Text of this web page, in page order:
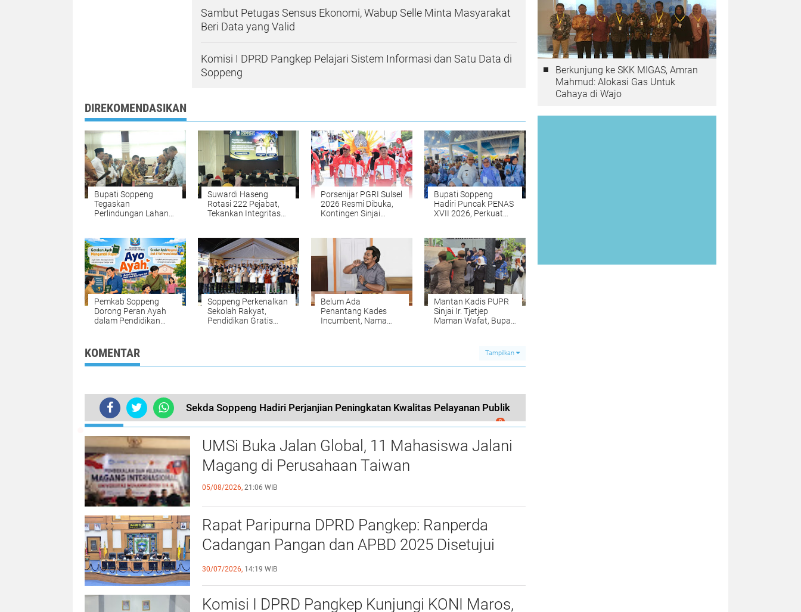
Sambut Petugas Sensus Ekonomi, Wabup Selle Minta Masyarakat
Beri Data yang Valid
Komisi I DPRD Pangkep Pelajari Sistem Informasi dan Satu Data di
Soppeng
DIREKOMENDASIKAN
Bupati Soppeng
Tegaskan
Perlindungan Lahan
Suwardi Haseng
Rotasi 222 Pejabat,
Tekankan Integritas
Porsenijar PGRI Sulsel
2026 Resmi Dibuka,
Kontingen Sinjai
Bupati Soppeng
Hadiri Puncak PENAS
XVII 2026, Perkuat
Pemkab Soppeng
Dorong Peran Ayah
dalam Pendidikan
Antar Anak ke
Sekolah
Soppeng Perkenalkan
Sekolah Rakyat,
Pendidikan Gratis
Belum Ada
Penantang Kades
Incumbent, Nama
Mantan Kadis PUPR
Sinjai Ir. Tjetjep
Maman Wafat, Bupati
Persemayaman
KOMENTAR Tampilkan
Sekda Soppeng Hadiri Perjanjian Peningkatan Kwalitas Pelayanan Publik
0
TERKINI
UMSi Buka Jalan Global, 11 Mahasiswa Jalani
Magang di Perusahaan Taiwan
05/08/2026, 21:06 WIB
Rapat Paripurna DPRD Pangkep: Ranperda
Cadangan Pangan dan APBD 2025 Disetujui
dengan Sejumlah Catatan
30/07/2026, 14:19 WIB
Komisi I DPRD Pangkep Kunjungi KONI Maros,
Berkunjung ke SKK MIGAS, Amran
Mahmud: Alokasi Gas Untuk
Cahaya di Wajo